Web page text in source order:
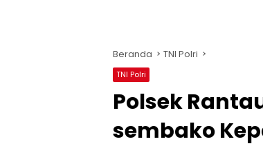
Beranda TNI Polri
TNI Polri
Polsek
sembako